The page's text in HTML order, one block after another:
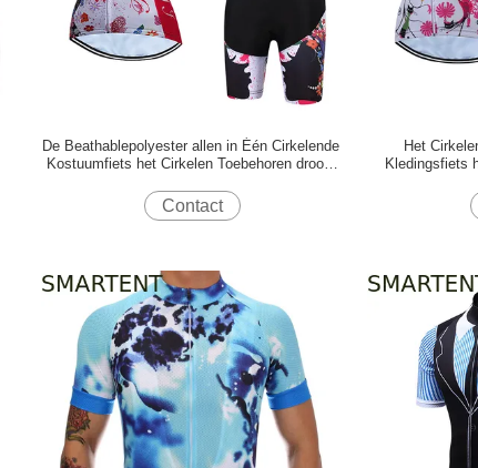
De Beathablepolyester allen in Één Cirkelende
Kostuumfiets het Cirkelen Toebehoren droogt
Contact
Het
Kledingsfiets